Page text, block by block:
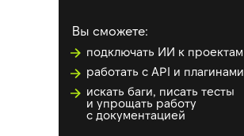
Вы сможете:
подключать ИИ к проектам
работать с API и плагинами
искать баги, писать тесты
и упрощать работу
с документацией